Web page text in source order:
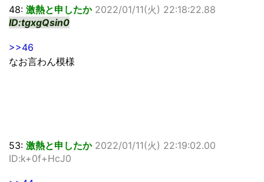
48: 激熱と申したか 2022/01/11(火) 22:18:22.88
ID:tgxgQsin0
>>46
なお言わん模様
53: 激熱と申したか 2022/01/11(火) 22:19:02.00
ID:k+0f+HcJ0